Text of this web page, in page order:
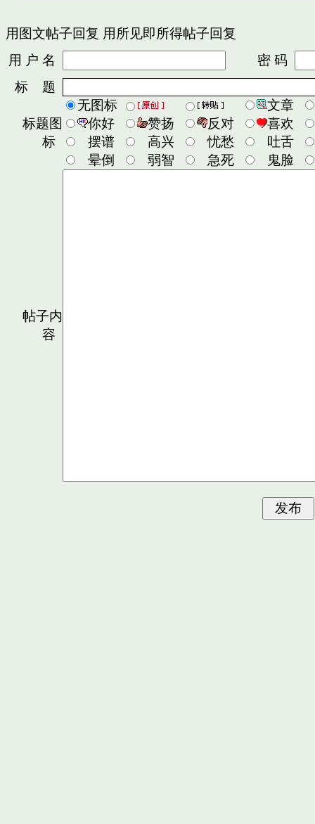
用图文帖子回复 用所见即所得帖子回复
用 户 名
密 码
标 题
标题图
标
无图标
文章
你好
赞扬 反对
喜欢
摆谱
高兴 忧愁
吐舌
晕倒
弱智 急死 鬼脸
帖子内
容